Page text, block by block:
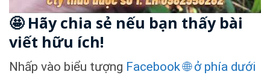
🤩 Hãy chia sẻ nếu bạn thấy bài
viết hữu ích!
Nhấp vào biểu tượng Facebook 🌐 ở phía dưới